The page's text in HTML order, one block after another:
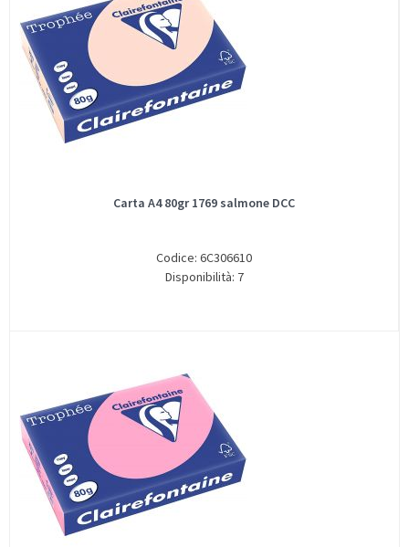
Carta A4 80gr 1769 salmone DCC
Codice: 6C306610
Disponibilità: 7